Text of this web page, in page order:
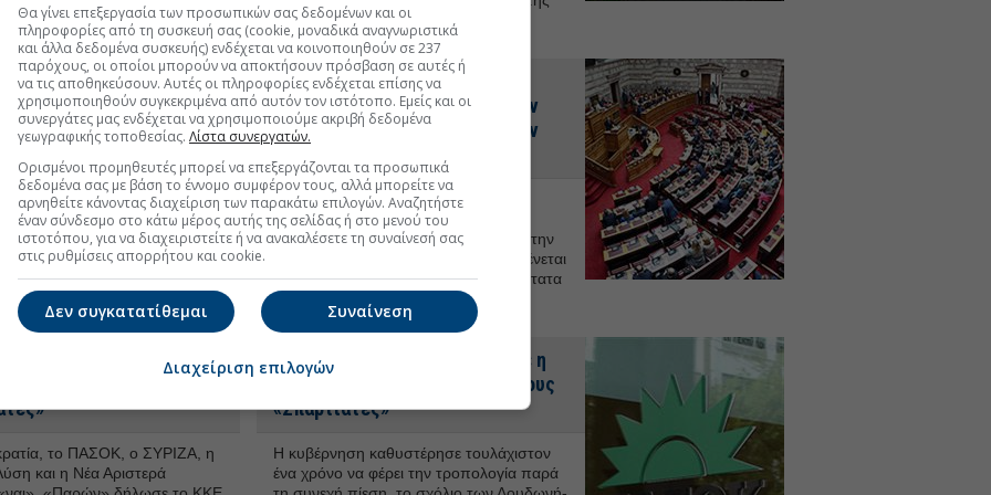
«Νίκης».10 Ιαν 2025 - 10:31
Παρασκευή η
για αναστολή
των Σπαρτιατών
στο τετραήμερο
που κηρύχθηκε λόγω του
πρώην πρωθυπουργού Κ.
2025 - 22:32
Βουλή: Πέμπτη γνωμοδοτεί η
επιτροπή Δεοντολογίας για την
αναστολή χρηματοδότησης των
Εάν η επιτροπή ταχθεί υπέρ της
αναστολής της χρηματοδότησης του
κόμματος το θέμα θα παραπεμφθεί στην
ολομέλεια της Βουλής, η οποία αναμένεται
να λάβει την τελική απόφαση, πιθανότατα
στις 13 Ιανουαρίου.
03 Ιαν 2025 - 16:32
πλειοψηφία η
χρηματοδότησης στους
το ΠΑΣΟΚ, ο ΣΥΡΙΖΑ, η
και η Νέα Αριστερά
ΠΑΣΟΚ: Κάλλιο αργά παρά ποτέ η
αναστολή χρηματοδότησης στους
«Σπαρτιάτες»
Η κυβέρνηση καθυστέρησε τουλάχιστον
ένα χρόνο να φέρει την τροπολογία παρά
Θα γίνει επεξεργασία των προσωπικών σας δεδομένων και οι
πληροφορίες από τη συσκευή σας (cookie, μοναδικά αναγνωριστικά
και άλλα δεδομένα συσκευής) ενδέχεται να κοινοποιηθούν σε 237
παρόχους, οι οποίοι μπορούν να αποκτήσουν πρόσβαση σε αυτές ή
να τις αποθηκεύσουν. Αυτές οι πληροφορίες ενδέχεται επίσης να
χρησιμοποιηθούν συγκεκριμένα από αυτόν τον ιστότοπο. Εμείς και οι
συνεργάτες μας ενδέχεται να χρησιμοποιούμε ακριβή δεδομένα
γεωγραφικής τοποθεσίας. Λίστα συνεργατών.
Ορισμένοι προμηθευτές μπορεί να επεξεργάζονται τα προσωπικά
δεδομένα σας με βάση το έννομο συμφέρον τους, αλλά μπορείτε να
αρνηθείτε κάνοντας διαχείριση των παρακάτω επιλογών. Αναζητήστε
έναν σύνδεσμο στο κάτω μέρος αυτής της σελίδας ή στο μενού του
ιστοτόπου, για να διαχειριστείτε ή να ανακαλέσετε τη συναίνεσή σας
στις ρυθμίσεις απορρήτου και cookie.
Συναίνεση
Δεν συγκατατίθεμαι
Διαχείριση επιλογών